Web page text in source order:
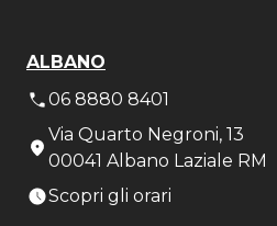
ALBANO
06 8880 8401
Via Quarto Negroni, 13
00041 Albano Laziale RM
Scopri gli orari